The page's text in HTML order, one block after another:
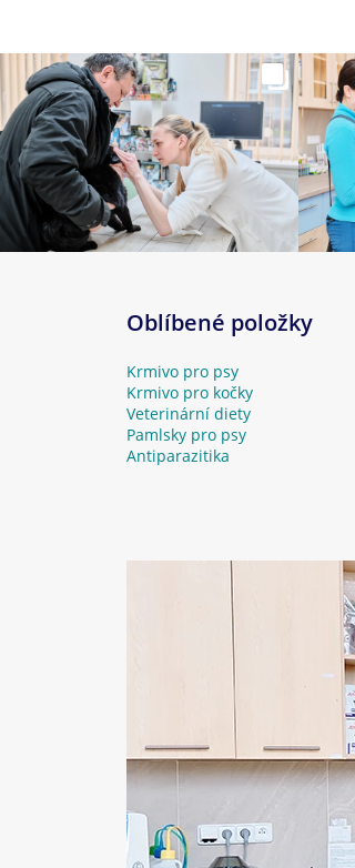
Oblíbené položky
Krmivo pro psy
Krmivo pro kočky
Veterinární diety
Pamlsky pro psy
Antiparazitika